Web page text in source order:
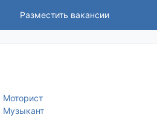
Разместить вакансии
Моторист
Музыкант